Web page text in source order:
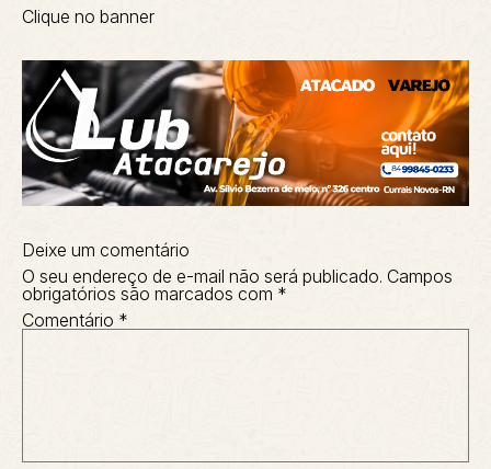
Clique no banner
Deixe um comentário
O seu endereço de e-mail não será publicado. Campos
obrigatórios são marcados com *
Comentário *